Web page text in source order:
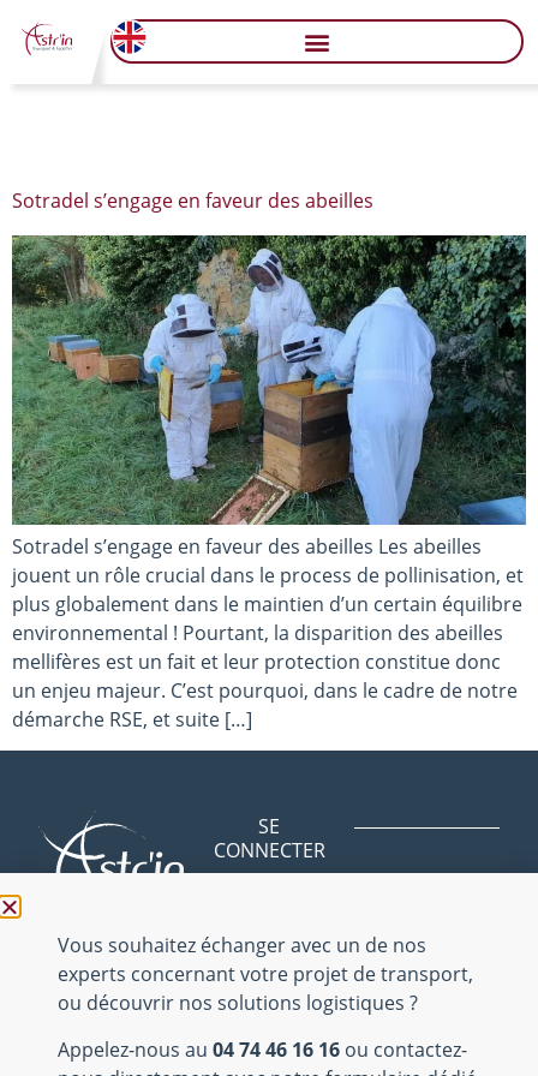
Sotradel s’engage en faveur des abeilles
Sotradel s’engage en faveur des abeilles Les abeilles
jouent un rôle crucial dans le process de pollinisation, et
plus globalement dans le maintien d’un certain équilibre
environnemental ! Pourtant, la disparition des abeilles
mellifères est un fait et leur protection constitue donc
un enjeu majeur. C’est pourquoi, dans le cadre de notre
démarche RSE, et suite […]
SE
CONNECTER
CONTACTER
NOUS
REJOINDRE
Avenue des
01150 Saint
Vulbas
04 74 46 16 16
Mentions
Vous souhaitez échanger avec un de nos
experts concernant votre projet de transport,
ou découvrir nos solutions logistiques ?
Appelez-nous au 04 74 46 16 16 ou contactez-